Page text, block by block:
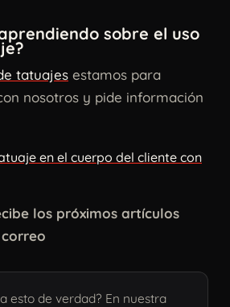
sobre el uso
tatuajes estamos para
nosotros y pide información
en el cuerpo del cliente con
los próximos artículos
esto de verdad? En nuestra